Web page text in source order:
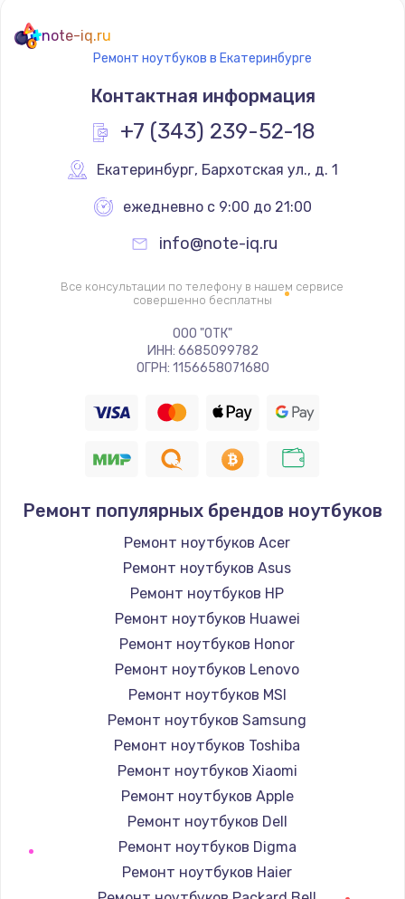
Замена оперативной памяти
960 руб.
Заказать
Замена процессора
1645 руб.
Заказать
Замена термопасты
Заказать
Замена шлейфа матрицы
Заказать
Замена экрана
940 руб.
Заказать
Замена северного моста
2750 руб.
Заказать
Восстановление данных
990 руб.
Заказать
Замена SSD
note-iq.ru
Ремонт ноутбуков в Екатеринбурге
Контактная информация
+7 (343) 239-52-18
Екатеринбург, Бархотская ул., д. 1
ежедневно с 9:00 до 21:00
info@note-iq.ru
Все консультации по телефону в нашем сервисе
совершенно бесплатны
ООО "ОТК"
ИНН: 6685099782
ОГРН: 1156658071680
Ремонт популярных брендов ноутбуков
Ремонт ноутбуков Acer
Ремонт ноутбуков Asus
Ремонт ноутбуков HP
Ремонт ноутбуков Huawei
Ремонт ноутбуков Honor
Ремонт ноутбуков Lenovo
Ремонт ноутбуков MSI
Ремонт ноутбуков Samsung
Ремонт ноутбуков Toshiba
Ремонт ноутбуков Xiaomi
Ремонт ноутбуков Apple
Ремонт ноутбуков Dell
Ремонт ноутбуков Digma
Ремонт ноутбуков Haier